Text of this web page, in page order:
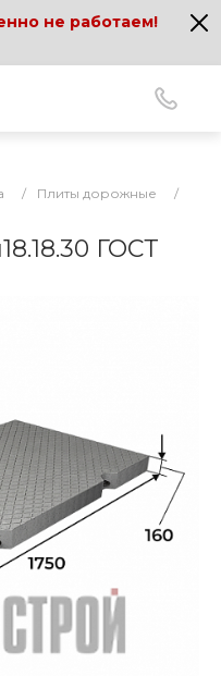
не работаем!
/ Плиты дорожные
/
ГОСТ